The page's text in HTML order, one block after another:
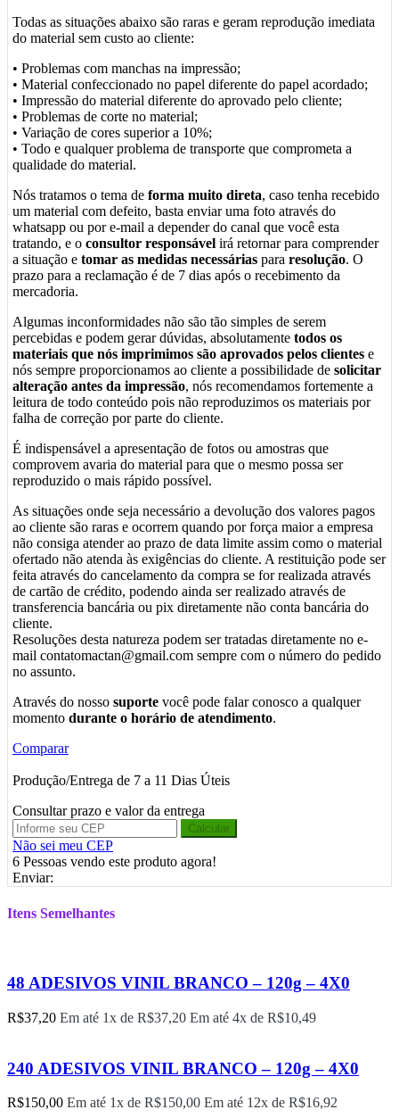
Todas as situações abaixo são raras e geram reprodução imediata
do material sem custo ao cliente:
• Problemas com manchas na impressão;
• Material confeccionado no papel diferente do papel acordado;
• Impressão do material diferente do aprovado pelo cliente;
• Problemas de corte no material;
• Variação de cores superior a 10%;
• Todo e qualquer problema de transporte que comprometa a
qualidade do material.
Nós tratamos o tema de forma muito direta, caso tenha recebido
um material com defeito, basta enviar uma foto através do
whatsapp ou por e-mail a depender do canal que você esta
tratando, e o consultor responsável irá retornar para comprender
a situação e tomar as medidas necessárias para resolução. O
prazo para a reclamação é de 7 dias após o recebimento da
mercadoria.
Algumas inconformidades não são tão simples de serem
percebidas e podem gerar dúvidas, absolutamente todos os
materiais que nós imprimimos são aprovados pelos clientes e
nós sempre proporcionamos ao cliente a possibilidade de solicitar
alteração antes da impressão, nós recomendamos fortemente a
leitura de todo conteúdo pois não reproduzimos os materiais por
falha de correção por parte do cliente.
É indispensável a apresentação de fotos ou amostras que
comprovem avaria do material para que o mesmo possa ser
reproduzido o mais rápido possível.
As situações onde seja necessário a devolução dos valores pagos
ao cliente são raras e ocorrem quando por força maior a empresa
não consiga atender ao prazo de data limite assim como o material
ofertado não atenda às exigências do cliente. A restituição pode ser
feita através do cancelamento da compra se for realizada através
de cartão de crédito, podendo ainda ser realizado através de
transferencia bancária ou pix diretamente não conta bancária do
cliente.
Resoluções desta natureza podem ser tratadas diretamente no e-
mail contatomactan@gmail.com sempre com o número do pedido
no assunto.
Através do nosso suporte você pode falar conosco a qualquer
momento durante o horário de atendimento.
Comparar
Produção/Entrega de 7 a 11 Dias Úteis
Consultar prazo e valor da entrega
Calcular
Não sei meu CEP
6 Pessoas vendo este produto agora!
Enviar:
Itens Semelhantes
48 ADESIVOS VINIL BRANCO – 120g – 4X0
R$37,20 Em até 1x de R$37,20 Em até 4x de R$10,49
240 ADESIVOS VINIL BRANCO – 120g – 4X0
R$150,00 Em até 1x de R$150,00 Em até 12x de R$16,92